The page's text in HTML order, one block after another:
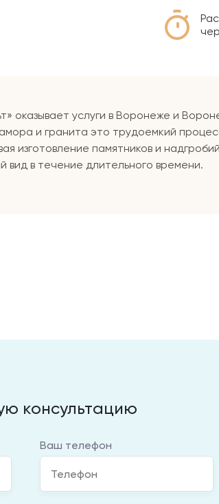
оказывает услуги в Воронеже и
и гранита это трудоемкий
изготовление памятников и
вид в течение длительного времени.
консультацию
Ваш телефон